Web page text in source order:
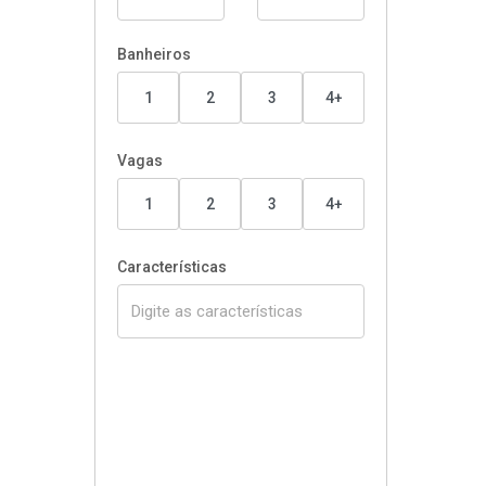
Banheiros
1 2 3 4+
Vagas
1 2 3 4+
Características